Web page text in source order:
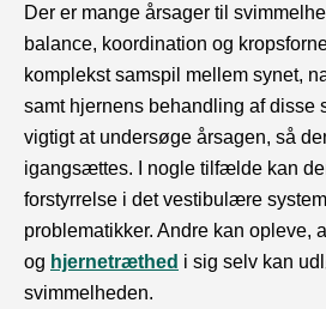
Der er mange årsager til
balance, koordination og
komplekst samspil mellem synet,
samt hjernens behandling af disse
vigtigt at undersøge årsagen, så
igangsættes. I nogle tilfælde kan
forstyrrelse i det vestibulære
problematikker. Andre kan opleve,
og hjernetræthed i sig selv kan
svimmelheden.